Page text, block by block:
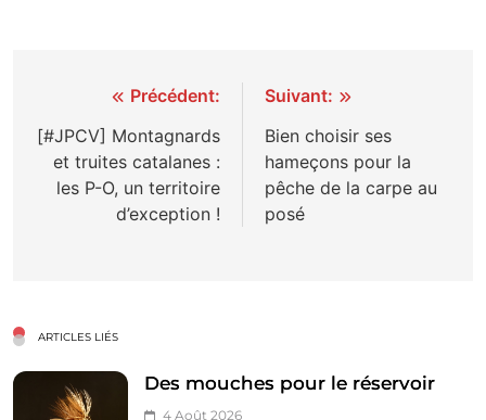
Navigation
de
l’article
Précédent:
[#JPCV] Montagnards
et truites catalanes :
les P-O, un territoire
d’exception !
Suivant:
Bien choisir ses
hameçons pour la
pêche de la carpe au
posé
ARTICLES LIÉS
Des mouches pour le réservoir
4 Août 2026